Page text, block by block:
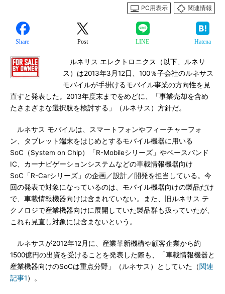
PC用表示
関連情報
Share Post LINE Hatena
ルネサス エレクトロニクス（以下、ルネサ
ス）は2013年3月12日、100％子会社のルネサス
モバイルが手掛けるモバイル事業の方向性を見
直すと発表した。2013年度末までをめどに、「事業売却を含め
たさまざまな選択肢を検討する」（ルネサス）方針だ。
ルネサス モバイルは、スマートフォンやフィーチャーフォ
ン、タブレット端末をはじめとするモバイル機器に用いる
SoC（System on Chip）「R-Mobileシリーズ」やベースバンド
IC、カーナビゲーションシステムなどの車載情報機器向け
SoC「R-Carシリーズ」の企画／設計／開発を担当している。今
回の発表で対象になっているのは、モバイル機器向けの製品だけ
で、車載情報機器向けは含まれていない。また、旧ルネサス テ
クノロジで産業機器向けに展開していた製品群も扱っていたが、
これも見直し対象には含まないという。
ルネサスが2012年12月に、産業革新機構や顧客企業から約
1500億円の出資を受けることを発表した際も、「車載情報機器と
産業機器向けのSoCは重点分野」（ルネサス）としていた（関連
記事1）。